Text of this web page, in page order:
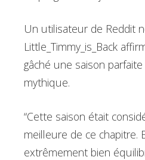
Un utilisateur de Reddit
Little_Timmy_is_Back
gâché une saison
mythique.
“Cette saison était
meilleure de ce chapitre.
extrêmement bien